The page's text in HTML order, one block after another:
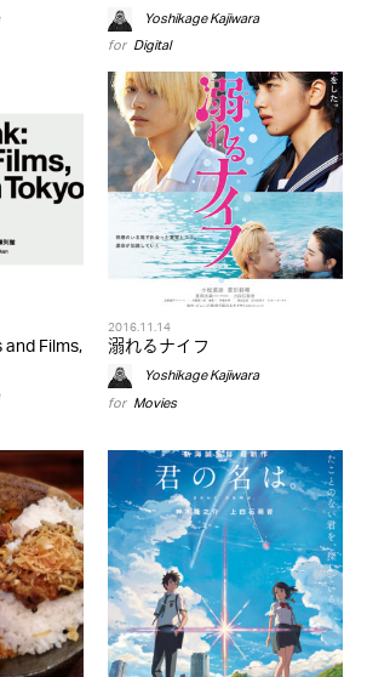
Yoshikage Kajiwara
for Digital
Films,
2016.11.14
溺れるナイフ
Yoshikage Kajiwara
for Movies